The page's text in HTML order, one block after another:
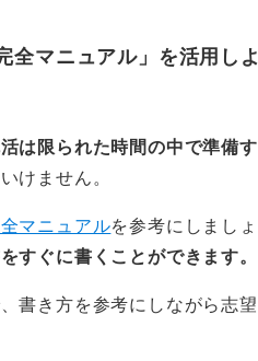
つのミスに囚われすぎず前向
をどう伝えるかにエネルギー
全マニュアル」を活用しよ
は限られた時間の中で準備す
けません。
マニュアルを参考にしましょ
すぐに書くことができます。
書き方を参考にしながら志望